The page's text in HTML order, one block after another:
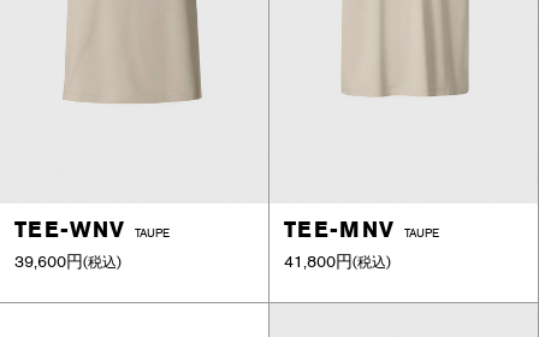
TEE-WNV TAUPE
39,600円(税込)
TEE-MNV TAUPE
41,800円(税込)